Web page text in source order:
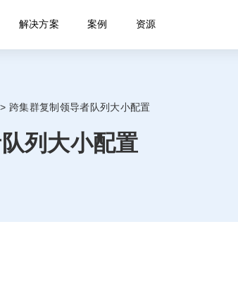
解决方案 案例 资源
> 跨集群复制领导者队列大小配置
列大小配置